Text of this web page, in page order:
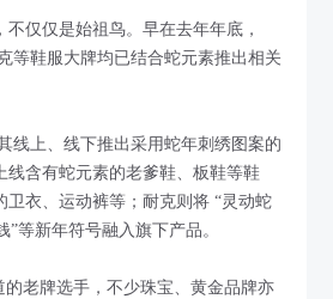
不仅仅是始祖鸟。早在去年年底，
等鞋服大牌均已结合蛇元素推出相关
线上、线下推出采用蛇年刺绣图案的
线含有蛇元素的老爹鞋、板鞋等鞋
卫衣、运动裤等；耐克则将 “灵动蛇
”等新年符号融入旗下产品。
的老牌选手，不少珠宝、黄金品牌亦